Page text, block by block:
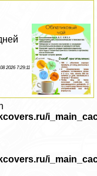
2026 7:29:11